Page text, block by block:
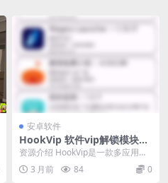
安卓软件
HookVip 软件vip解锁模块4.
1.5
资源介绍 HookVip是一款多应用的h
ook模块，使用本模块可以解锁部分
app...3 月前 84 0